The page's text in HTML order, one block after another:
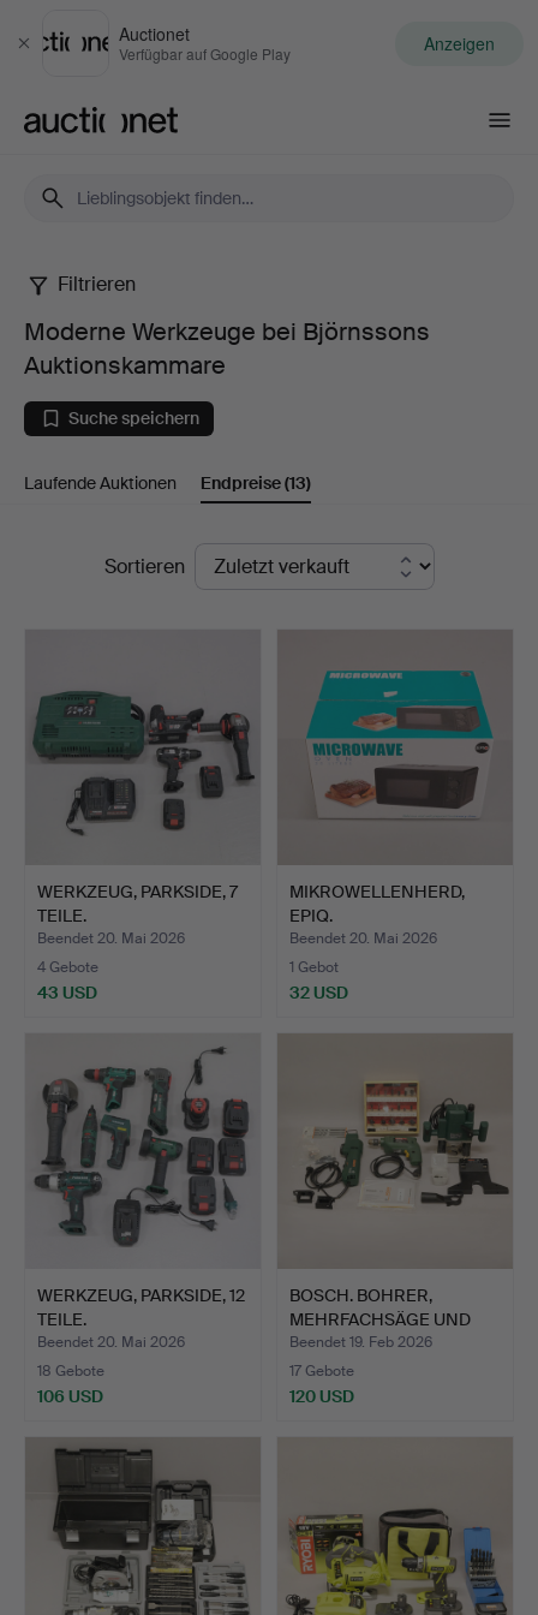
Schließen
Auctionet
Verfügbar auf Google Play Anzeigen
Moderne
Werkzeuge
bei
Björnssons
Filtrieren
Moderne Werkzeuge bei Björnssons
Auktionskammare
Suche speichern
Laufende Auktionen Endpreise(13)
EndpreiseSortieren
WERKZEUG, PARKSIDE, 7
TEILE.
Beendet 20. Mai 2026
4 Gebote
43 USD
MIKROWELLENHERD,
EPIQ.
Beendet 20. Mai 2026
1 Gebot
32 USD
WERKZEUG, PARKSIDE, 12
TEILE.
Beendet 20. Mai 2026
18 Gebote
106 USD
BOSCH. BOHRER,
MEHRFACHSÄGE UND
HANDFRÄSER…
Beendet 19. Feb 2026
17 Gebote
120 USD